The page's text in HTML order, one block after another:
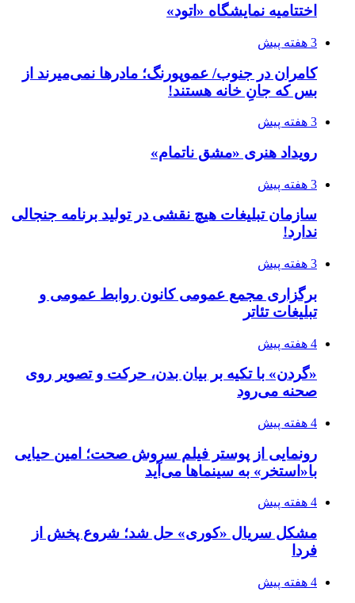
اختتامیه نمایشگاه «اتود»
3 هفته پیش
کامران در جنوب/ عموپورنگ؛ مادرها نمی‌میرند از
بس که جانِ خانه هستند!
3 هفته پیش
رویداد هنری «مشق ناتمام»
3 هفته پیش
سازمان تبلیغات هیچ نقشی در تولید برنامه جنجالی
ندارد!
3 هفته پیش
برگزاری مجمع عمومی کانون روابط عمومی و
تبلیغات تئاتر
4 هفته پیش
«گردن» با تکیه بر بیان بدن، حرکت و تصویر روی
صحنه می‌رود
4 هفته پیش
رونمایی از پوستر فیلم سروش صحت؛ امین حیایی
با«استخر» به سینماها می‌آید
4 هفته پیش
مشکل سریال «کوری» حل شد؛ شروع پخش از
فردا
4 هفته پیش